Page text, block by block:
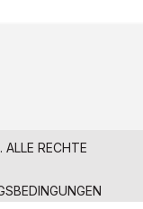
RECHTE